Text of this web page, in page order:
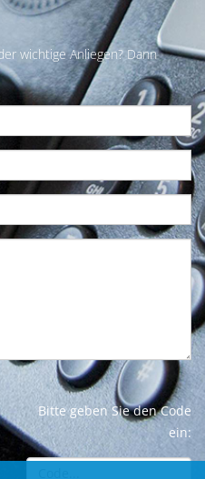
wichtige Anliegen? Dann
Bitte geben Sie den Code
ein: